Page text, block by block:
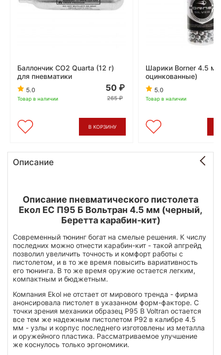
Баллончик CO2 Quarta (12 г)
для пневматики
5.0
Товар в наличии
50
265
В КОРЗИНУ
Шарики Borner 4.5
оцинкованные)
5.0
Товар в наличии
Описание
Описание пневматического пистолета
Екол ЕС П95 Б Вольтран 4.5 мм (черный,
Беретта карабин-кит)
Современный тюнинг богат на смелые решения. К числу
последних можно отнести карабин-кит - такой апгрейд
позволил увеличить точность и комфорт работы с
пистолетом, и в то же время повысить вариативность
его тюнинга. В то же время оружие остается легким,
компактным и бюджетным.
Компания Ekol не отстает от мирового тренда - фирма
анонсировала пистолет в указанном форм-факторе. С
точки зрения механики образец P95 B Voltran остается
все тем же надежным пистолетом P92 в калибре 4.5
мм - узлы и корпус последнего изготовлены из металла
и оружейного пластика. Рассматриваемое улучшение
же коснулось только эргономики.